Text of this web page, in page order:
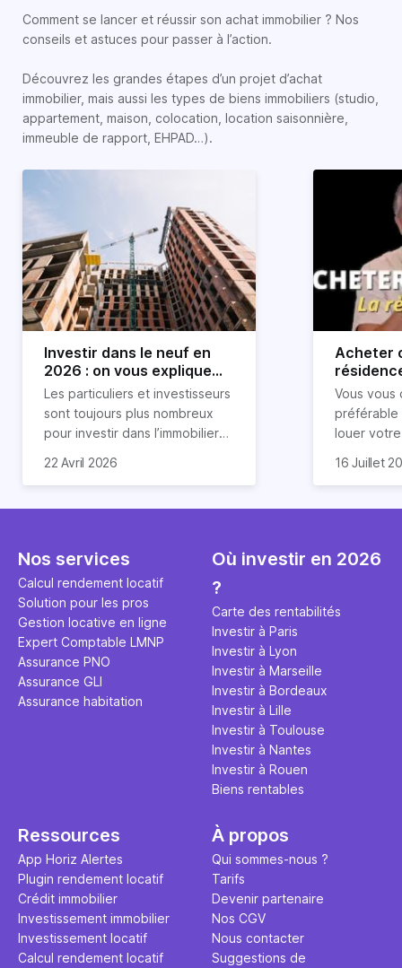
Comment se lancer et réussir son achat immobilier ? Nos
conseils et astuces pour passer à l’action.
Découvrez les grandes étapes d’un projet d’achat
immobilier, mais aussi les types de biens immobiliers (studio,
appartement, maison, colocation, location saisonnière,
immeuble de rapport, EHPAD…).
Investir dans le neuf en
2026 : on vous explique
tout !
Les particuliers et investisseurs
sont toujours plus nombreux
pour investir dans l’immobilier
nombreux avantages à choisir
expliquons tout dans cet
22 Avril 2026
Acheter
règle
révélée
Vous vous
préférable
louer
expert en
règle
ce secret
l'argent
principale
études et
16 Juillet
Nos services
Calcul rendement locatif
Solution pour les pros
Gestion locative en ligne
Expert Comptable LMNP
Assurance PNO
Assurance GLI
Assurance habitation
Où investir en 2026
?
Carte des rentabilités
Investir à Paris
Investir à Lyon
Investir à Marseille
Investir à Bordeaux
Investir à Lille
Investir à Toulouse
Investir à Nantes
Investir à Rouen
Biens rentables
Ressources
App Horiz Alertes
Plugin rendement locatif
Crédit immobilier
Investissement immobilier
Investissement locatif
Calcul rendement locatif
À propos
Qui sommes-nous ?
Tarifs
Devenir partenaire
Nos CGV
Nous contacter
Suggestions de